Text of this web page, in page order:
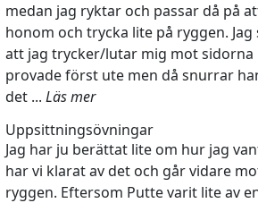
medan jag ryktar och passar då på
honom och trycka lite på ryggen.
att jag trycker/lutar mig mot sidorna
provade först ute men då snurrar
det ... Läs mer
Uppsittningsövningar
Jag har ju berättat lite om hur jag
har vi klarat av det och går vidare
ryggen. Eftersom Putte varit lite av